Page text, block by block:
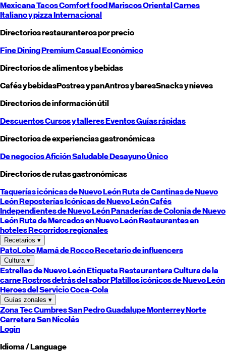
MexicanaTacosComfort foodMariscosOrientalCarnes
Italiano y pizzaInternacional
Directorios restauranteros por precio
Fine DiningPremiumCasualEconómico
Directorios de alimentos y bebidas
Cafés y bebidasPostres y panAntros y baresSnacks y nieves
Directorios de información útil
DescuentosCursos y talleresEventosGuías rápidas
Directorios de experiencias gastronómicas
De negociosAficiónSaludableDesayunoÚnico
Directorios de rutas gastronómicas
Taquerías icónicas deNuevo LeónRuta de Cantinas deNuevo
LeónReposterías Icónicas deNuevo LeónCafés
Independientes deNuevo LeónPanaderías de Colonia deNuevo
LeónRuta de Mercados enNuevo LeónRestaurantes en
hotelesRecorridos regionales
Recetarios ▾
PatoLoboMamá de RoccoRecetario de influencers
Cultura ▾
Estrellas deNuevo LeónEtiqueta RestauranteraCultura de la
carneRostros detrás del saborPlatillos icónicos deNuevo León
Heroes del Servicio Coca-Cola
Guías zonales ▾
Zona TecCumbresSan PedroGuadalupeMonterreyNorte
CarreteraSan Nicolás
Login
Idioma / Language